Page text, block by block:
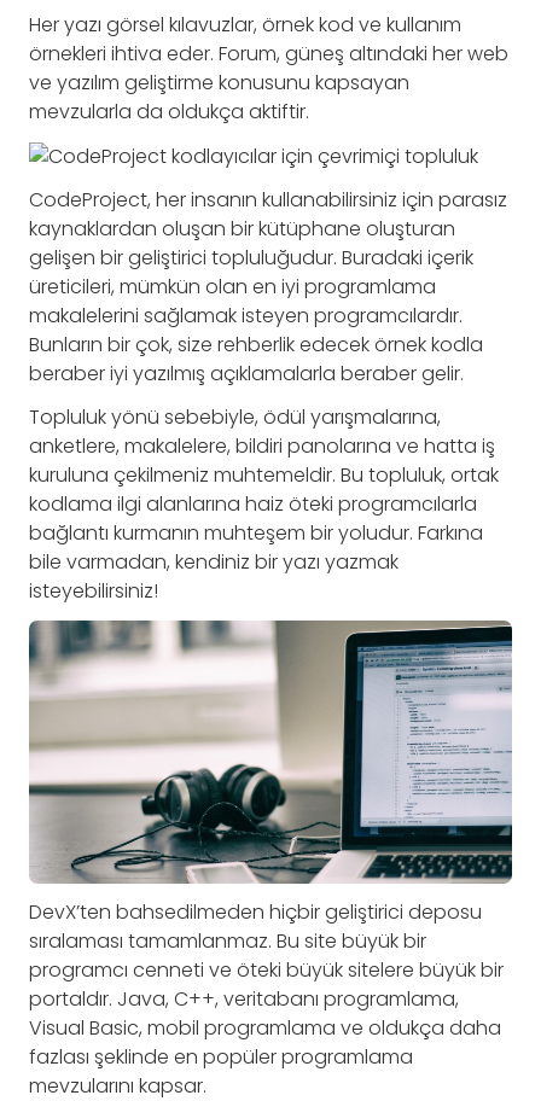
Her yazı görsel kılavuzlar, örnek kod ve kullanım
örnekleri ihtiva eder. Forum, güneş altındaki her web
ve yazılım geliştirme konusunu kapsayan
mevzularla da oldukça aktiftir.
CodeProject, her insanın kullanabilirsiniz için parasız
kaynaklardan oluşan bir kütüphane oluşturan
gelişen bir geliştirici topluluğudur. Buradaki içerik
üreticileri, mümkün olan en iyi programlama
makalelerini sağlamak isteyen programcılardır.
Bunların bir çok, size rehberlik edecek örnek kodla
beraber iyi yazılmış açıklamalarla beraber gelir.
Topluluk yönü sebebiyle, ödül yarışmalarına,
anketlere, makalelere, bildiri panolarına ve hatta iş
kuruluna çekilmeniz muhtemeldir. Bu topluluk, ortak
kodlama ilgi alanlarına haiz öteki programcılarla
bağlantı kurmanın muhteşem bir yoludur. Farkına
bile varmadan, kendiniz bir yazı yazmak
isteyebilirsiniz!
DevX’ten bahsedilmeden hiçbir geliştirici deposu
sıralaması tamamlanmaz. Bu site büyük bir
programcı cenneti ve öteki büyük sitelere büyük bir
portaldır. Java, C++, veritabanı programlama,
Visual Basic, mobil programlama ve oldukça daha
fazlası şeklinde en popüler programlama
mevzularını kapsar.